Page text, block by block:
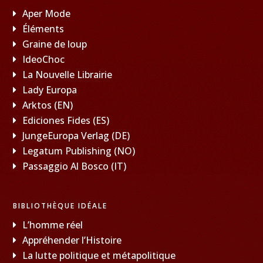
Aper Mode
Éléments
Graine de loup
IdeoChoc
La Nouvelle Librairie
Lady Europa
Arktos (EN)
Ediciones Fides (ES)
JungeEuropa Verlag (DE)
Legatum Publishing (NO)
Passaggio Al Bosco (IT)
BIBLIOTHÈQUE IDÉALE
L’homme réel
Appréhender l’Histoire
La lutte politique et métapolitique